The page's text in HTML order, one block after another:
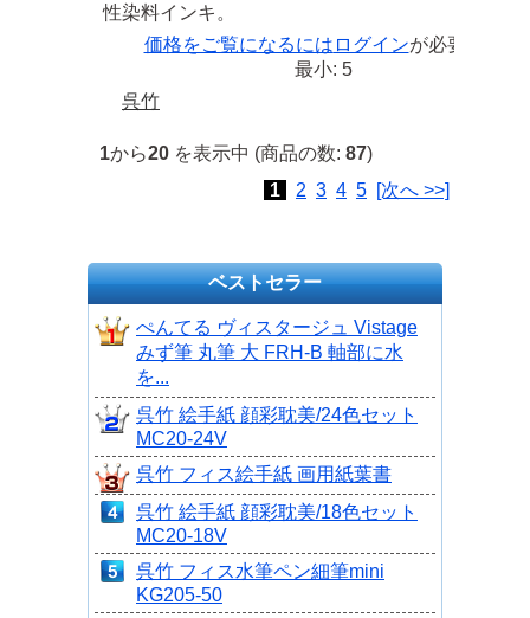
性染料インキ。
価格をご覧になるには ログインが必要です
最小: 5
呉竹
1から20 を表示中 (商品の数: 87)
1
2 3 4 5 [次へ >>]
ベストセラー
ぺんてる ヴィスタージュ Vistage
みず筆 丸筆 大 FRH-B 軸部に水
を...
呉竹 絵手紙 顔彩耽美/24色セット
MC20-24V
呉竹 フィス絵手紙 画用紙葉書
呉竹 絵手紙 顔彩耽美/18色セット
MC20-18V
呉竹 フィス水筆ペン細筆mini
KG205-50